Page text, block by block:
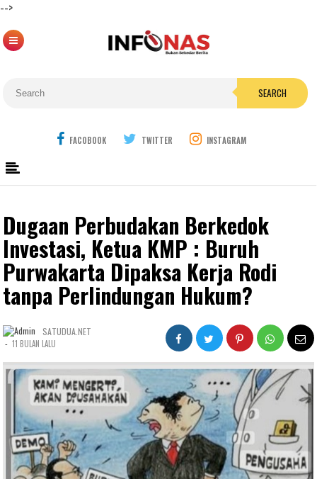
-->
SEARCH
FACOBOOK TWITTER INSTAGRAM
Dugaan Perbudakan Berkedok
Investasi, Ketua KMP : Buruh
Purwakarta Dipaksa Kerja Rodi
tanpa Perlindungan Hukum?
SATUDUA.NET
- 11 BULAN LALU